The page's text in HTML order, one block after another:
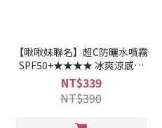
【啾啾妹聯名】超C防曬水噴霧
SPF50+★★★★ 冰爽涼感型
50ml
NT$339
NT$390